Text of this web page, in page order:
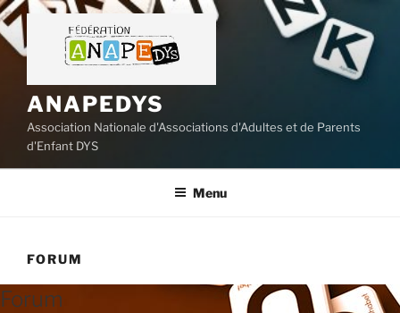
Aller
au
contenu
ANAPEDYS
Association Nationale d'Associations d'Adultes et de Parents
d'Enfant DYS
Menu
FORUM
Forum